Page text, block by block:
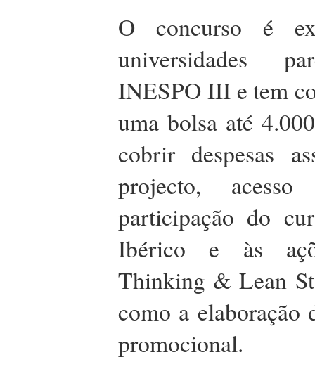
O concurso é
universidades
INESPO III e tem
uma bolsa até
cobrir despesas
projecto,
participação do
Ibérico e às
Thinking & Lean
como a elaboração
promocional.